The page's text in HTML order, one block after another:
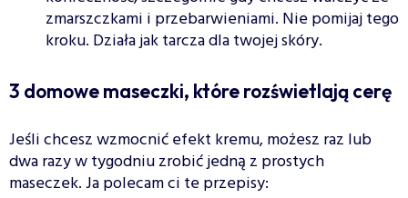
zmarszczkami i przebarwieniami. Nie pomijaj tego
kroku. Działa jak tarcza dla twojej skóry.
3 domowe maseczki, które rozświetlają cerę
Jeśli chcesz wzmocnić efekt kremu, możesz raz lub
dwa razy w tygodniu zrobić jedną z prostych
maseczek. Ja polecam ci te przepisy: